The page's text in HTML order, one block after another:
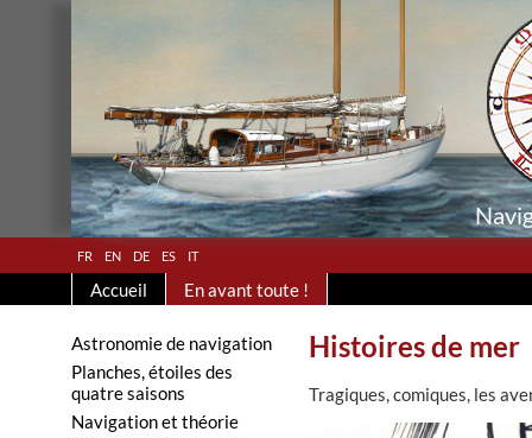
fr en de es
it
Accueil
En avant toute !
Astronomie de navigation
Planches, étoiles des
quatre saisons
Navigation et théorie
Histoires de mer
Tragiques, comiques, les